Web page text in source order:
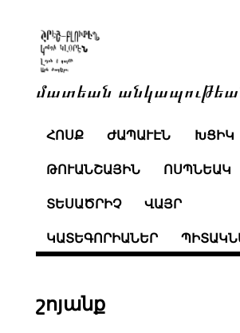
մատեան
ՀՈՍՔ ԺԱՊԱՒԷՆ ԽՑԻԿ
ԹՈՒԱՆՇԱՅԻՆ ՈՍՊՆԵԱԿ
ՏԵՍԱԾՐԻՉ ՎԱՅՐ
ԿԱՏԵԳՈՐԻԱՆԵՐ
շոյանք